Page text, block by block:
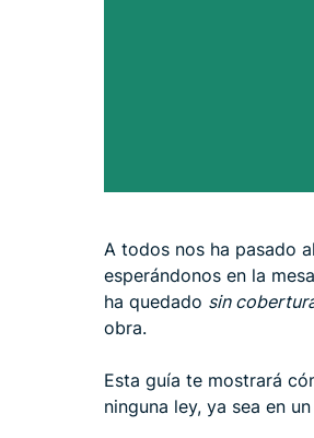
A todos nos ha pasado
esperándonos en la
ha quedado sin
obra.
Esta guía te mostrará
ninguna ley, ya sea en